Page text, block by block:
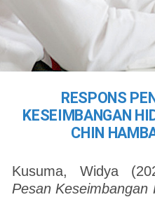
RESPONS
KESEIMBANGAN
CHIN
Kusuma, Widya
Pesan